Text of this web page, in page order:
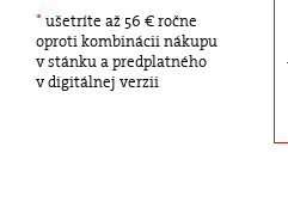
* ušetríte až 56 € ročne
oproti kombinácii nákupu
v stánku a predplatného
v digitálnej verzii